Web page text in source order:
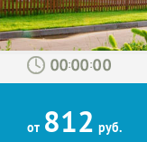
: :
от 812 руб.